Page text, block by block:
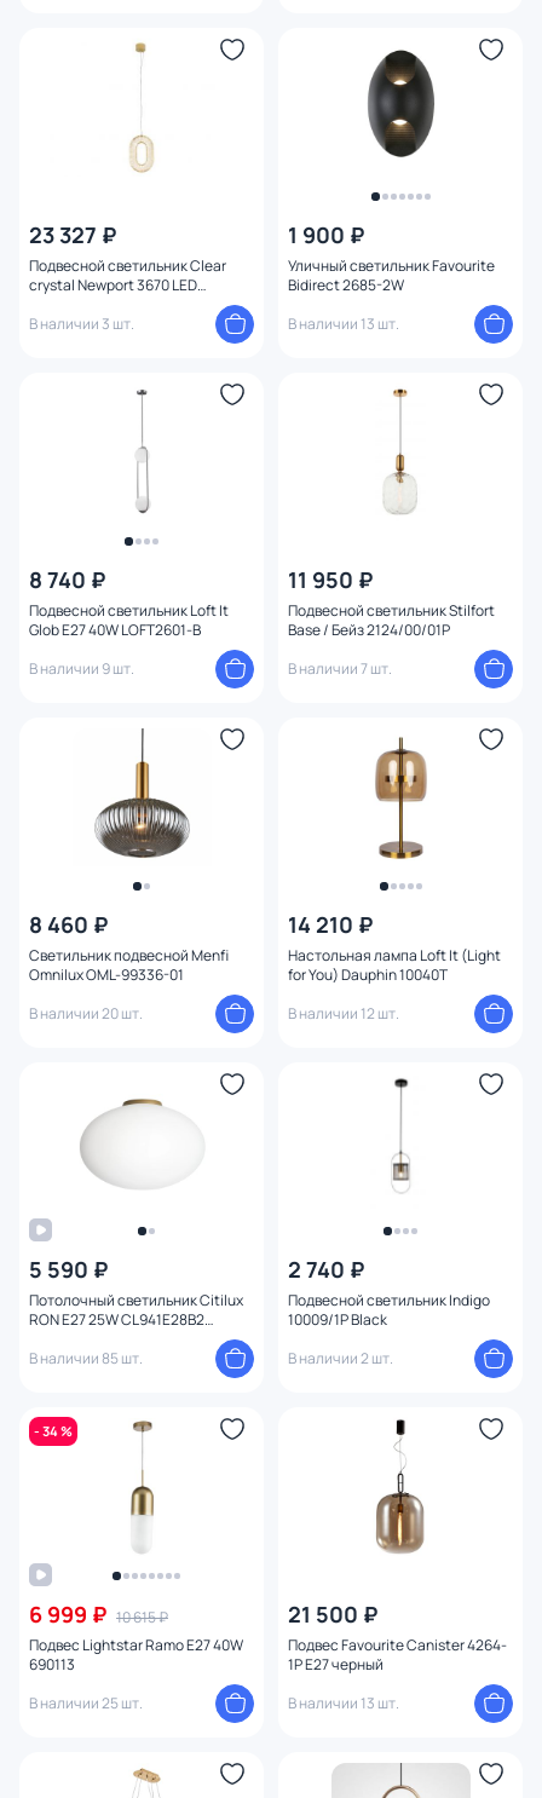
23 327 ₽
Подвесной светильник Clear
crystal Newport 3670 LED
champagne gold
В наличии 3 шт.
1 900 ₽
Уличный светильник Favourite
Bidirect 2685-2W
В наличии 13 шт.
8 740 ₽
Подвесной светильник Loft It
Glob E27 40W LOFT2601-B
В наличии 9 шт.
11 950 ₽
Подвесной светильник Stilfort
Base / Бейз 2124/00/01P
В наличии 7 шт.
8 460 ₽
Светильник подвесной Menfi
Omnilux OML-99336-01
В наличии 20 шт.
14 210 ₽
Настольная лампа Loft It (Light
for You) Dauphin 10040T
В наличии 12 шт.
5 590 ₽
Потолочный светильник Citilux
RON E27 25W CL941E28B2
В наличии 85 шт.
2 740 ₽
Подвесной светильник Indigo
10009/1P Black
В наличии 2 шт.
- 34 %
6 999 ₽ 10 615 ₽
Подвес Lightstar Ramo E27 40W
690113
В наличии 25 шт.
21 500 ₽
Подвес Favourite Canister 4264-
1P E27 черный
В наличии 13 шт.